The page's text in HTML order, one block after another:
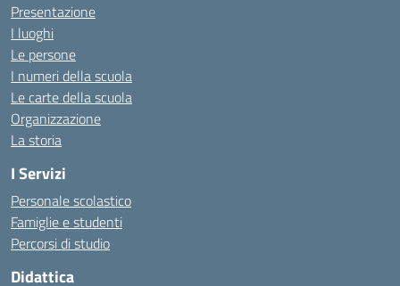
Presentazione
I luoghi
Le persone
I numeri della scuola
Le carte della scuola
Organizzazione
La storia
I Servizi
Personale scolastico
Famiglie e studenti
Percorsi di studio
Didattica